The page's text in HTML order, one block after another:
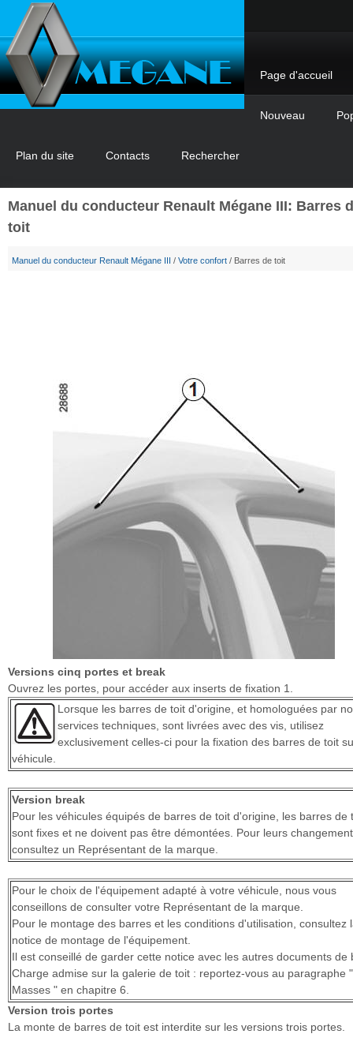
Page d'accueil
Nouveau
Plan du site Contacts Rechercher
Manuel du conducteur Renault Mégane III: Barres
toit
Manuel du conducteur Renault Mégane III / Votre confort / Barres de toit
Versions cinq portes et break
Ouvrez les portes, pour accéder aux inserts de fixation 1.
Lorsque les barres de toit d'origine, et homologuées par
services techniques, sont livrées avec des vis, utilisez
exclusivement celles-ci pour la fixation des barres de toit
véhicule.
Version break
Pour les véhicules équipés de barres de toit d'origine, les barres de
sont fixes et ne doivent pas être démontées. Pour leurs
consultez un Représentant de la marque.
Pour le choix de l'équipement adapté à votre véhicule, nous vous
conseillons de consulter votre Représentant de la marque.
Pour le montage des barres et les conditions d'utilisation, consultez
notice de montage de l'équipement.
Il est conseillé de garder cette notice avec les autres documents de
Charge admise sur la galerie de toit : reportez-vous au paragraphe "
Masses " en chapitre 6.
Version trois portes
La monte de barres de toit est interdite sur les versions trois portes.